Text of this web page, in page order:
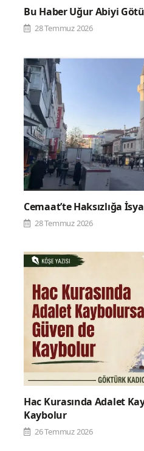
Bu Haber Uğur Abiyi
28 Temmuz 2026
Cemaat’te Haksızlığa
28 Temmuz 2026
Hac Kurasında Adalet
Kaybolur
26 Temmuz 2026